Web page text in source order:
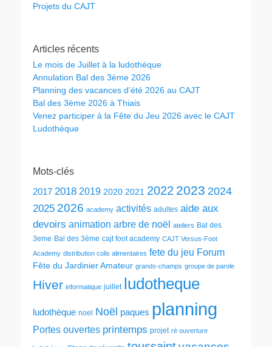
Projets du CAJT
Articles récents
Le mois de Juillet à la ludothèque
Annulation Bal des 3ème 2026
Planning des vacances d’été 2026 au CAJT
Bal des 3ème 2026 à Thiais
Venez participer à la Fête du Jeu 2026 avec le CAJT
Ludothèque
Mots-clés
2017 2018 2019 2020 2021 2022 2023 2024
2025 2026 academy activités adultes aide aux
devoirs animation arbre de noël ateliers Bal des
3eme Bal des 3ème cajt foot academy CAJT Versus-Foot
Academy distribution colis alimentaires fete du jeu Forum
Fête du Jardinier Amateur grands-champs groupe de parole
Hiver informatique juillet ludotheque
ludothèque noel Noël paques planning
Portes ouvertes printemps projet ré ouverture